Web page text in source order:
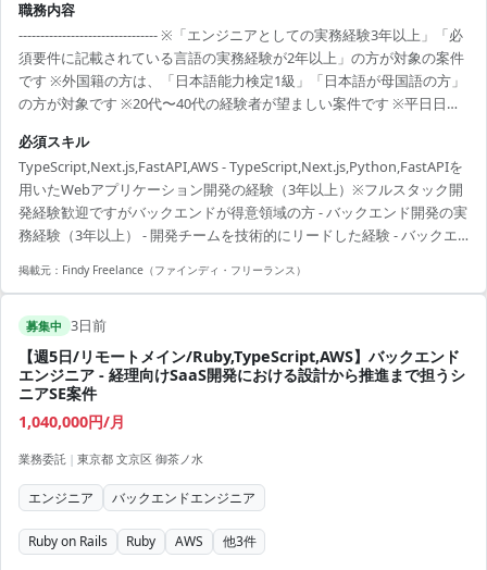
職務内容
-------------------------------- ※「エンジニアとしての実務経験3年以上」「必
須要件に記載されている言語の実務経験が2年以上」の方が対象の案件
です ※外国籍の方は、「日本語能力検定1級」「日本語が母国語の方」
の方が対象です ※20代〜40代の経験者が望ましい案件です ※平日日中
いる方は、直接ご連絡いただいた方がスムーズです ----------------------------
---- - 自社BIプロダクトのフロントエンドおよびバックエンド開発（機
能開発・改善） - グラフ・ダッシュボード機能の基盤刷新プロジェ...
必須スキル
TypeScript,Next.js,FastAPI,AWS - TypeScript,Next.js,Python,FastAPIを
用いたWebアプリケーション開発の経験（3年以上）※フルスタック開
発経験歓迎ですがバックエンドが得意領域の方 - バックエンド開発の実
務経験（3年以上） - 開発チームを技術的にリードした経験 - バックエ
ムワークを用いたテストコードの実装経験 - パフォーマンスチューニン
掲載元： Findy Freelance（ファインディ・フリーランス）
募集中 3日前
【週5日/リモートメイン/Ruby,TypeScript,AWS】バックエンド
エンジニア - 経理向けSaaS開発における設計から推進まで担うシ
ニアSE案件
1,040,000円/月
業務委託 | 東京都 文京区 御茶ノ水
エンジニア バックエンドエンジニア
Ruby on Rails Ruby AWS 他3件